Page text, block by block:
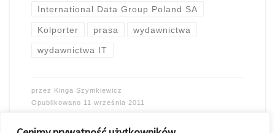
International Data Group Poland SA
Kolporter prasa wydawnictwa
wydawnictwa IT
przez
Kinga Szymkiewicz
Opublikowano 11 września 2011